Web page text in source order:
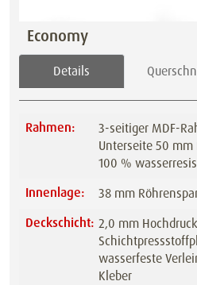
Economy
Details
Rahmen:
3-seitiger MDF-
Unterseite 50 mm
100 %
Innenlage:
38 mm
Deckschicht: 2,0 mm
wasserfeste
Kleber